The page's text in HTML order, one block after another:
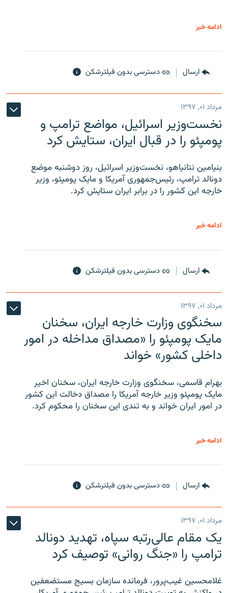
ادامه خبر
ارسال دسترسی بدون فیلترشکن
مرداد ۰۱, ۱۳۹۷
نخست‌وزیر اسرائیل، مواضع ترامپ و
پومپئو را در قبال ایران، ستایش کرد
بنیامین نتانیاهو، نخست‌وزیر اسرائیل، روز دوشنبه موضع
دونالد ترامپ، رئیس‌جمهوری آمریکا و مایک پومپئو، وزیر
خارجه این کشور را در برابر ایران ستایش کرد.
ادامه خبر
ارسال دسترسی بدون فیلترشکن
مرداد ۰۱, ۱۳۹۷
سخنگوی وزارت خارجه ایران، سخنان
مایک پومپئو را «مصداق مداخله در امور
داخلی کشور» خواند
بهرام قاسمی، سخنگوی وزارت خارجه ایران، سخنان اخیر
مایک پومپئو وزیر خارجه آمریکا را مصداق دخالت این کشور
در امور ایران خواند و به تندی این سخنان را محکوم کرد.
ادامه خبر
ارسال دسترسی بدون فیلترشکن
مرداد ۰۱, ۱۳۹۷
یک مقام عالی‌رتبه سپاه، تهدید دونالد
ترامپ را «جنگ روانی» توصیف کرد
غلامحسین غیب‌پرور، فرمانده سازمان بسیج مستضعفین